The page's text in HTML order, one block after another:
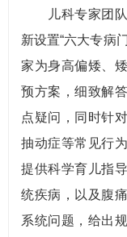
儿科专家团队
新设置“六大专病
家为身高偏矮、
预方案，细致解
点疑问，同时针
抽动症等常见行
提供科学育儿指
统疾病，以及腹
系统问题，给出